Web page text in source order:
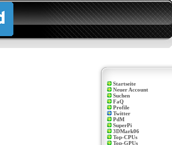
Startseite
Neuer Account
Suchen
FaQ
Profile
Twitter
PdM
SuperPi
3DMark06
Top-CPUs
Top-GPUs